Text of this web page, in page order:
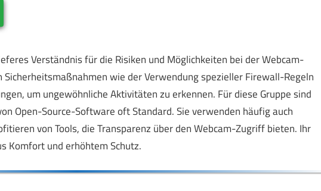
Verständnis für die Risiken und Möglichkeiten bei der Webcam-
wie der Verwendung spezieller Firewall-Regeln
um ungewöhnliche Aktivitäten zu erkennen. Für diese Gruppe sind
Open-Source-Software oft Standard. Sie verwenden häufig auch
von Tools, die Transparenz über den Webcam-Zugriff bieten. Ihr
Komfort und erhöhtem Schutz.